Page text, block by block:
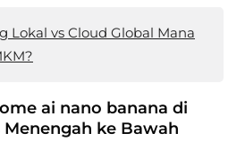
Lokal vs Cloud Global Mana
ai nano banana di
ke Bawah